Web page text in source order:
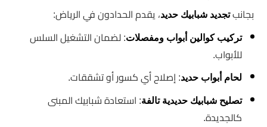
بجانبتجديد شبابيك حديد، يقدم الحدادون في الرياض:
تركيب كوالين أبواب ومفصلات: لضمان التشغيل السلس
للأبواب.
لحام أبواب حديد: إصلاح أي كسور أو تشققات.
تصليح شبابيك حديدية تالفة: استعادة شبابيك المبنى
كالجديدة.